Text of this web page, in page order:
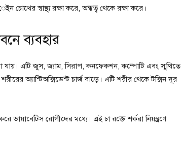
স্বাস্থ্য রক্ষা করে, অন্ধত্ব থেকে রক্ষা করে।
ব্যবহার
যায়। এটি জুস, জ্যাম, সিরাপ, কনফেকশন, কম্পোটি এবং স্মুথিতে
অ্যান্টিঅক্সিডেন্ট চার্জ বাড়ে। এটি শরীর থেকে টক্সিন দূর
ডায়াবেটিস রোগীদের মধ্যে। এই চা রক্তে শর্করা নিয়ন্ত্রণে